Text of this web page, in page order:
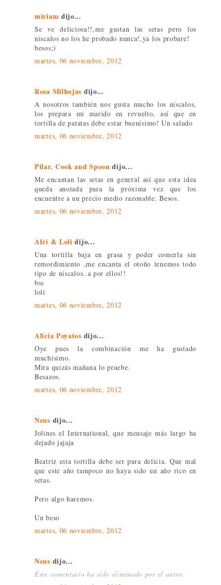
miriam dijo...
Se ve deliciosa!!,me gustan las setas pero los
niscalos no los he probado nunca!,ya los probare!
besos;)
martes, 06 noviembre, 2012
Rosa Milhojas dijo...
A nosotros también nos gusta mucho los níscalos,
los prepara mi marido en revuelto, así que en
tortilla de patatas debe estar buenísimo! Un saludo
martes, 06 noviembre, 2012
Pilar. Cook and Spoon dijo...
Me encantan las setas en general así que esta idea
queda anotada para la próxima vez que los
encuentre a un precio medio razonable. Besos.
martes, 06 noviembre, 2012
Afri & Loli dijo...
Una tortilla baja en grasa y poder comerla sin
remordimiento ,me encanta el otoño tenemos todo
tipo de níscalos..a por ellos!!
bss
loli
martes, 06 noviembre, 2012
Alicia Poyatos dijo...
Oye pues la combinación me ha gustado
muchísimo.
Mira quizás mañana lo pruebe.
Besazos.
martes, 06 noviembre, 2012
Neus dijo...
Jolines el International, que mensaje más largo ha
dejado jajaja
Beatriz esta tortilla debe ser pura delicia. Que mal
que este año tampoco no haya sido un año rico en
setas.
Pero algo haremos.
Un beso
martes, 06 noviembre, 2012
Neus dijo...
Este comentario ha sido eliminado por el autor.